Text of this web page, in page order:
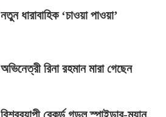
নতুন ধারাবাহিক ‘চাওয়া পাওয়া’
অভিনেত্রী রিনা রহমান মারা গেছেন